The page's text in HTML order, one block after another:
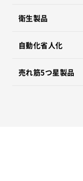
衛生製品
自動化省人化
売れ筋5つ星製品